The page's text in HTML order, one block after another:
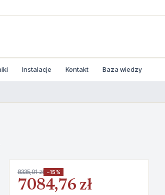
Instalacje Kontakt Baza wiedzy
8335,01 zł −15%
7084,76 zł